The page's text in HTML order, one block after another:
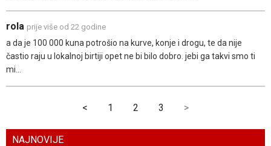
rola prije više od 22 godine
a da je 100 000 kuna potrošio na kurve, konje i drogu, te da nije
častio raju u lokalnoj birtiji opet ne bi bilo dobro. jebi ga takvi smo ti
mi...
< 1 2 3 >
NAJNOVIJE